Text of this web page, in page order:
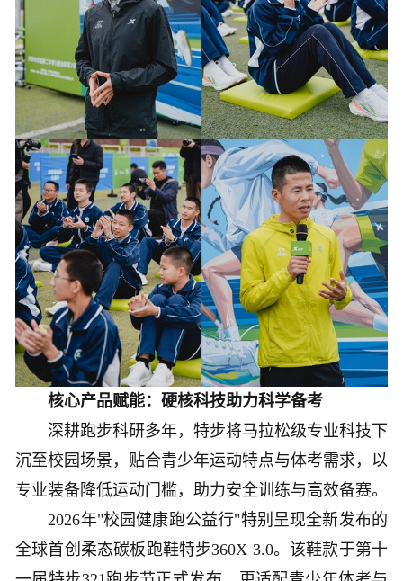
核心产品赋能：硬核科技助力科学备考
深耕跑步科研多年，特步将马拉松级专业科技下
沉至校园场景，贴合青少年运动特点与体考需求，以
专业装备降低运动门槛，助力安全训练与高效备赛。
2026年"校园健康跑公益行"特别呈现全新发布的
全球首创柔态碳板跑鞋特步360X 3.0。该鞋款于第十